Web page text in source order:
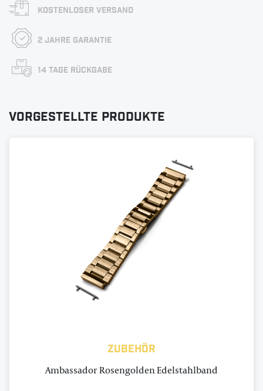
Kostenloser Versand
2 Jahre Garantie
14 Tage Rückgabe
Vorgestellte Produkte
Zubehör
Ambassador Rosengolden Edelstahlband